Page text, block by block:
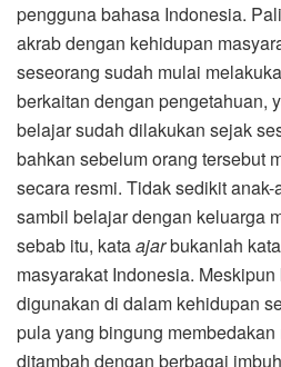
pengguna bahasa Indonesia.
akrab dengan kehidupan
seseorang sudah mulai
berkaitan dengan pengetahuan,
belajar sudah dilakukan sejak
bahkan sebelum orang tersebut
secara resmi. Tidak sedikit
sambil belajar dengan keluarga
sebab itu, kataajarbukanlah
masyarakat Indonesia.
digunakan di dalam kehidupan
pula yang bingung
ditambah dengan berbagai